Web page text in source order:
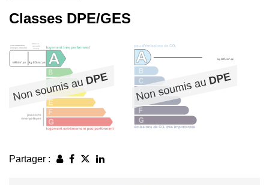
Classes DPE/GES
Partager :